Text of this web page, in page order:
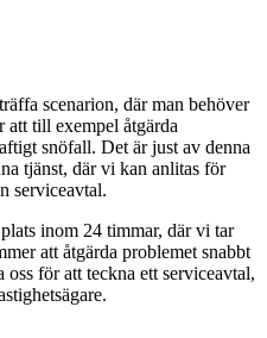
scenarion, där man behöver
att till exempel åtgärda
snöfall. Det är just av denna
tjänst, där vi kan anlitas för
serviceavtal.
inom 24 timmar, där vi tar
att åtgärda problemet snabbt
för att teckna ett serviceavtal,